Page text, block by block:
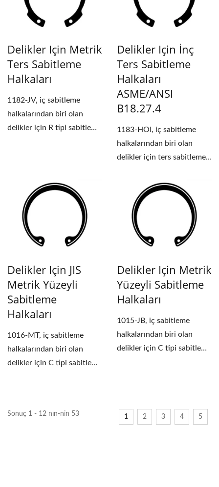
Delikler Için Metrik
Ters Sabitleme
Halkaları
1182-JV, iç sabitleme
halkalarından biri olan
delikler için R tipi sabitleme
Delikler Için İnç
Ters Sabitleme
Halkaları
ASME/ANSI
B18.27.4
1183-HOI, iç sabitleme
halkalarından biri olan
delikler için ters sabitleme
Delikler Için JIS
Metrik Yüzeyli
Sabitleme
Halkaları
1016-MT, iç sabitleme
halkalarından biri olan
delikler için C tipi sabitleme
Delikler Için Metrik
Yüzeyli Sabitleme
Halkaları
1015-JB, iç sabitleme
halkalarından biri olan
delikler için C tipi sabitleme
Sonuç 1 - 12 nın-nin 53 1 2 3 4 5